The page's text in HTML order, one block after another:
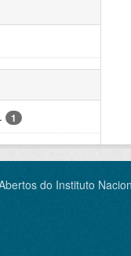
1
do Instituto